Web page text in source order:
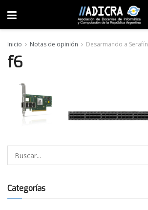
Inicio Notas de opinión Desarmando a Serafín
f6
Categorías